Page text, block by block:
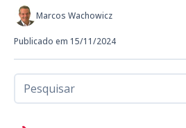
Marcos Wachowicz
Publicado em 15/11/2024